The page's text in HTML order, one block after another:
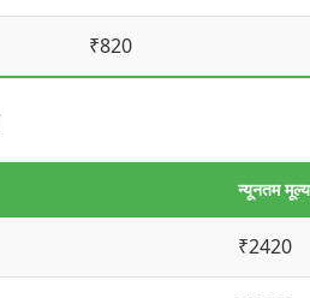
₹820
न्यूनतम मूल्य
₹2420